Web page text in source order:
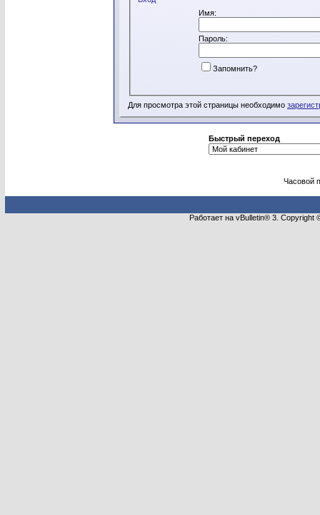
Имя:
Пароль:
Запомнить?
Для просмотра этой страницы необходимо
Быстрый переход
Часовой
Работает на vBulletin® 3.